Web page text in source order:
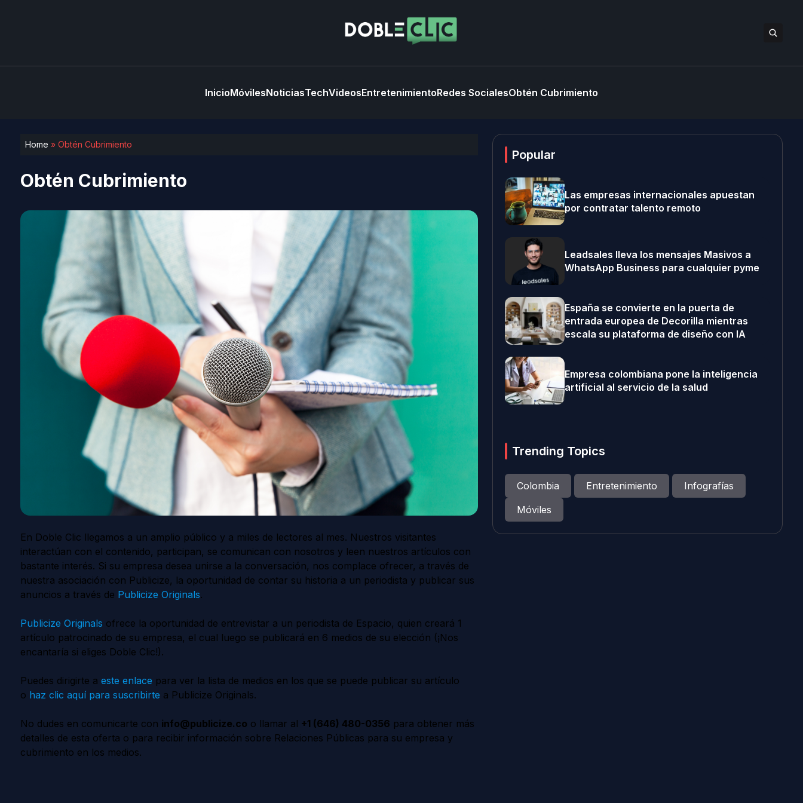
InicioMóvilesNoticiasTechVideosEntretenimientoRedes SocialesObtén Cubrimiento
Home » Obtén Cubrimiento
Obtén Cubrimiento
En Doble Clic llegamos a un amplio público y a miles de lectores al mes. Nuestros visitantes
interactúan con el contenido, participan, se comunican con nosotros y leen nuestros artículos con
bastante interés. Si su empresa desea unirse a la conversación, nos complace ofrecer, a través de
nuestra asociación con Publicize, la oportunidad de contar su historia a un periodista y publicar sus
anuncios a través de Publicize Originals.
Publicize Originals ofrece la oportunidad de entrevistar a un periodista de Espacio, quien creará 1
artículo patrocinado de su empresa, el cual luego se publicará en 6 medios de su elección (¡Nos
encantaría si eliges Doble Clic!).
Puedes dirigirte a este enlace para ver la lista de medios en los que se puede publicar su artículo
o haz clic aquí para suscribirte a Publicize Originals.
No dudes en comunicarte con info@publicize.co o llamar al +1 (646) 480-0356 para obtener más
detalles de esta oferta o para recibir información sobre Relaciones Públicas para su empresa y
cubrimiento en los medios.
Popular
Las empresas internacionales apuestan
por contratar talento remoto
Leadsales lleva los mensajes Masivos a
WhatsApp Business para cualquier pyme
España se convierte en la puerta de
entrada europea de Decorilla mientras
escala su plataforma de diseño con IA
Empresa colombiana pone la inteligencia
artificial al servicio de la salud
Trending Topics
Colombia Entretenimiento
Infografías
Móviles